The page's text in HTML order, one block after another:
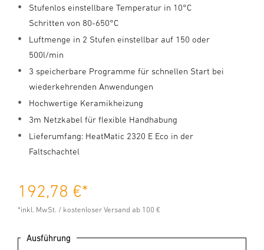
Stufenlos einstellbare Temperatur in 10°C
Schritten von 80-650°C
Luftmenge in 2 Stufen einstellbar auf 150 oder
500l/min
3 speicherbare Programme für schnellen Start bei
wiederkehrenden Anwendungen
Hochwertige Keramikheizung
3m Netzkabel für flexible Handhabung
Lieferumfang: HeatMatic 2320 E Eco in der
Faltschachtel
192,78 €*
*inkl. MwSt. / kostenloser Versand ab 100 €
Ausführung